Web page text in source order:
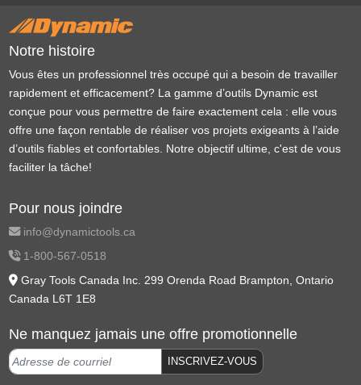
Notre histoire
Vous êtes un professionnel très occupé qui a besoin de travailler
rapidement et efficacement? La gamme d’outils Dynamic est
conçue pour vous permettre de faire exactement cela : elle vous
offre une façon rentable de réaliser vos projets exigeants à l’aide
d’outils fiables et confortables. Notre objectif ultime, c'est de vous
faciliter la tâche!
Pour nous joindre
info@dynamictools.ca
1-800-567-0518
Gray Tools Canada Inc. 299 Orenda Road Brampton, Ontario
Canada L6T 1E8
Ne manquez jamais une offre promotionnelle
INSCRIVEZ-VOUS